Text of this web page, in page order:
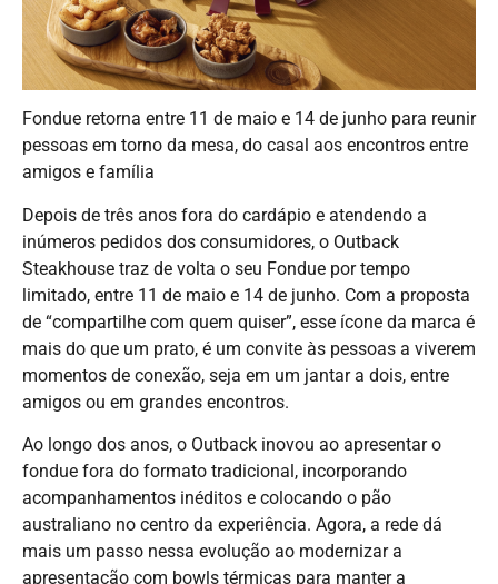
Fondue retorna entre 11 de maio e 14 de junho para reunir
pessoas em torno da mesa, do casal aos encontros entre
amigos e família
Depois de três anos fora do cardápio e atendendo a
inúmeros pedidos dos consumidores, o Outback
Steakhouse traz de volta o seu Fondue por tempo
limitado, entre 11 de maio e 14 de junho. Com a proposta
de “compartilhe com quem quiser”, esse ícone da marca é
mais do que um prato, é um convite às pessoas a viverem
momentos de conexão, seja em um jantar a dois, entre
amigos ou em grandes encontros.
Ao longo dos anos, o Outback inovou ao apresentar o
fondue fora do formato tradicional, incorporando
acompanhamentos inéditos e colocando o pão
australiano no centro da experiência. Agora, a rede dá
mais um passo nessa evolução ao modernizar a
apresentação com bowls térmicas para manter a